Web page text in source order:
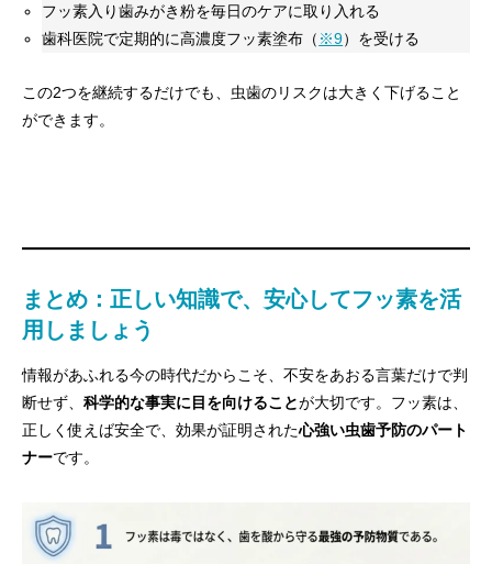
フッ素入り歯みがき粉を毎日のケアに取り入れる
歯科医院で定期的に高濃度フッ素塗布（ ※9）を受ける
この2つを継続するだけでも、虫歯のリスクは大きく下げること
ができます。
まとめ：正しい知識で、安心してフッ素を活
用しましょう
情報があふれる今の時代だからこそ、不安をあおる言葉だけで判
断せず、 科学的な事実に目を向けることが大切です。フッ素は、
正しく使えば安全で、効果が証明された心強い虫歯予防のパート
ナーです。